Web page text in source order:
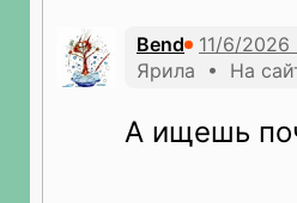
Bend
Ярила • На
А ищешь